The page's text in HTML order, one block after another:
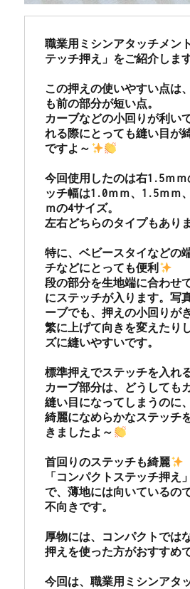
職業用ミシンアタッチメン
テッチ押え」をご紹介しま
この押えの使いやすい点は
も前の部分が短い点。
カーブなどの小回りが利い
れる際にとっても縫い目が
ですよ～
今回使用したのは右1.5ｍ
ッチ幅は1.0ｍｍ、1.5ｍｍ
ｍの4サイズ。
左右どちらのタイプもあり
特に、ベビースタイなどの
チなどにとっても便利
段の部分を生地端に合わせ
にステッチが入ります。写
ーブでも、押えの小回りが
繁に上げて向きを変えたり
ズに縫いやすいです。
標準押えでステッチを入れ
カーブ部分は、どうしても
縫い目になってしまうのに
綺麗になめらかなステッチ
きましたよ～
首回りのステッチも綺麗
「コンパクトステッチ押え
で、薄地には向いているの
不向きです。
厚物には、コンパクトでは
押えを使った方がおすすめ
今回は、職業用ミシンアタ